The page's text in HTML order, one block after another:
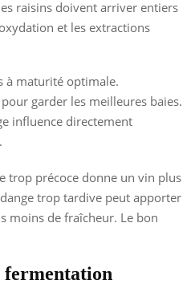
raisins doivent arriver entiers
et les extractions
à maturité optimale.
garder les meilleures baies.
influence directement
trop précoce donne un vin plus
trop tardive peut apporter
moins de fraîcheur. Le bon
fermentation